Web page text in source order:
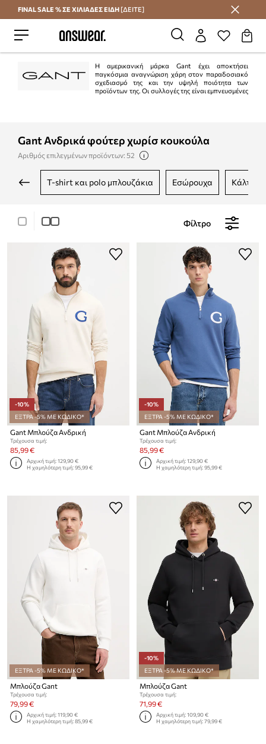
Εξοικονομήστε με το Answear Club
FINAL SALE % ΣΕ ΧΙΛΙΑΔΕΣ ΕΙΔΗ [ΔΕΙΤΕ]
Η αμερικανική μάρκα Gant έχει αποκτήσει
παγκόσμια αναγνώριση χάρη στον παραδοσιακό
σχεδιασμό της και την υψηλή ποιότητα των
προϊόντων της. Οι συλλογές της είναι εμπνευσμένες
Gant Ανδρικά φούτερ χωρίσ κουκούλα
Αριθμός επιλεγμένων προϊόντων: 52
t-shirt και polo μπλουζάκια εσώρουχα κάλτσες
Φίλτρο
-10%
ΕΞΤΡΑ -5% ΜΕ ΚΩΔΙΚΟ*
Gant Μπλούζα Ανδρική
Τρέχουσα τιμή:
85,99 €
Αρχική τιμή:129,90 €
Η χαμηλότερη τιμή:95,99 €
-10%
ΕΞΤΡΑ -5% ΜΕ ΚΩΔΙΚΟ*
Gant Μπλούζα Ανδρική
Τρέχουσα τιμή:
85,99 €
Αρχική τιμή:129,90 €
Η χαμηλότερη τιμή:95,99 €
ΕΞΤΡΑ -5% ΜΕ ΚΩΔΙΚΟ*
Μπλούζα Gant
Τρέχουσα τιμή:
79,99 €
Αρχική τιμή:119,90 €
Η χαμηλότερη τιμή:85,99 €
-10%
ΕΞΤΡΑ -5% ΜΕ ΚΩΔΙΚΟ*
Μπλούζα Gant
Τρέχουσα τιμή:
71,99 €
Αρχική τιμή:109,90 €
Η χαμηλότερη τιμή:79,99 €